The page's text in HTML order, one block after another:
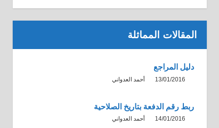
المقالات المماثلة
دليل المراجع
13/01/2016 أحمد العدواني
ربط رقم الدفعة بتاريخ الصلاحية
14/01/2016 أحمد العدواني